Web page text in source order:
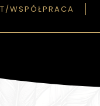
WSPÓŁPRACA